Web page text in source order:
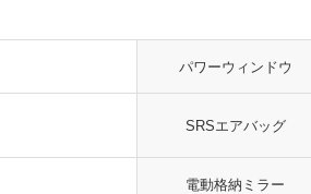
パワーウィンドウ
SRSエアバッグ
電動格納ミラー